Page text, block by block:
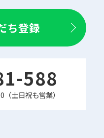
ち登録
588
（土日祝も営業）